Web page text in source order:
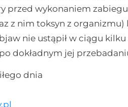
przed wykonaniem
z nim toksyn z organizmu)
nie ustąpił w ciągu
dokładnym jej
dnia